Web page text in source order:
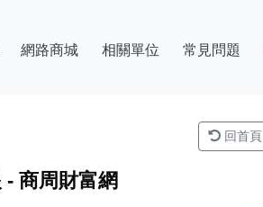
網路商城 相關單位 常見問題
回首頁
商周財富網